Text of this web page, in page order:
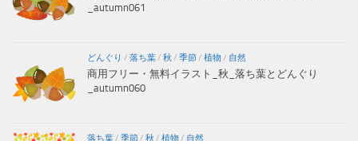
_autumn061
どんぐり / 落ち葉/ 秋 / 季節/ 植物/ 自然
商用フリー・無料イラスト_秋_落ち葉とどんぐり
_autumn060
落ち葉/ 季節/ 秋 / 植物/ 自然